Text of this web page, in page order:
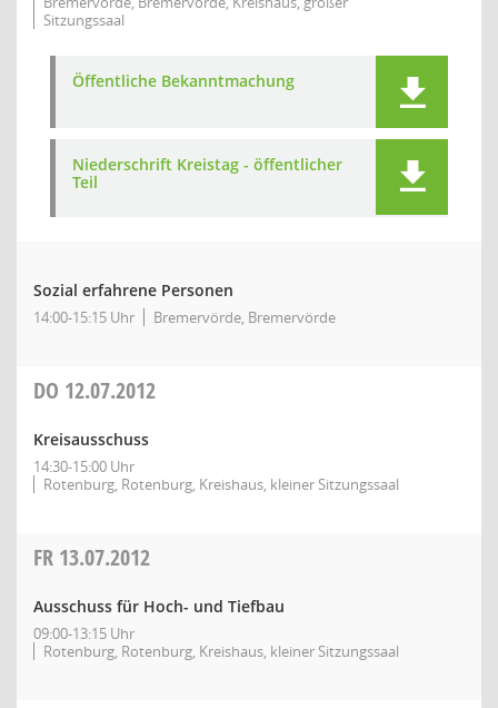
Sitzungssaal
Öffentliche Bekanntmachung
Niederschrift Kreistag - öffentlicher
Teil
Sozial erfahrene Personen
14:00-15:15 Uhr Bremervörde, Bremervörde
DO 12.07.2012
Kreisausschuss
14:30-15:00 Uhr
Rotenburg, Rotenburg, Kreishaus, kleiner Sitzungssaal
FR 13.07.2012
Ausschuss für Hoch- und Tiefbau
09:00-13:15 Uhr
Rotenburg, Rotenburg, Kreishaus, kleiner Sitzungssaal